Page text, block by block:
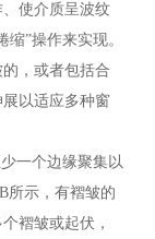
使介质呈波纹
”操作来实现。
，或者包括合
以适应多种窗
一个边缘聚集以
所示，有褶皱的
褶皱或起伏，